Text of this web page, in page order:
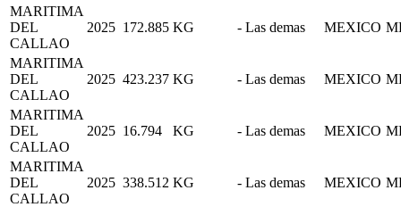
MARITIMA
DEL
CALLAO
2025 172.885 KG - Las demas MEXICO
MARITIMA
DEL
CALLAO
2025 423.237 KG - Las demas MEXICO
MARITIMA
DEL
CALLAO
2025 16.794 KG - Las demas MEXICO
MARITIMA
DEL
CALLAO
2025 338.512 KG - Las demas MEXICO